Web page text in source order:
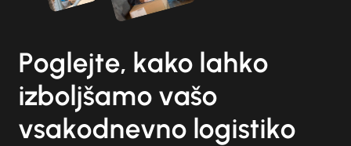
Poglejte, kako lahko
izboljšamo vašo
vsakodnevno logistiko